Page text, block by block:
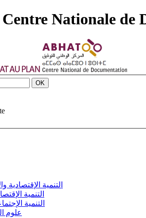
Nationale de
التنمية الإقتصادية
التنمية
التنمية
علوم